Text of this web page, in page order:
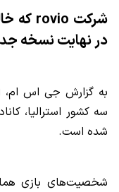
شرکت rovio که
در نهایت نسخه
به گزارش جی اس ام،
سه کشور استرالیا،
شده است.
شخصیت‌های بازی